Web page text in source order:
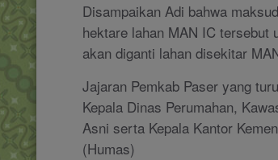
Disampaikan Adi bahwa
hektare lahan MAN IC tersebut
akan diganti lahan disekitar
Jajaran Pemkab Paser yang
Kepala Dinas Perumahan,
Asni serta Kepala Kantor
(Humas)